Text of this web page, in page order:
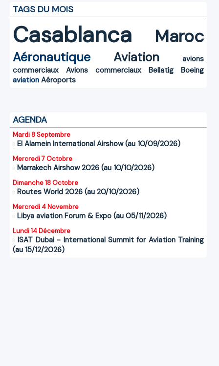
TAGS DU MOIS
Casablanca Maroc
Aéronautique Aviation
avions
commerciaux
Avions commerciaux Bellatig
Boeing
aviation Aéroports
AGENDA
Mardi 8 Septembre
El Alamein International Airshow (au 10/09/2026)
Mercredi 7 Octobre
Marrakech Airshow 2026 (au 10/10/2026)
Dimanche 18 Octobre
Routes World 2026 (au 20/10/2026)
Mercredi 4 Novembre
Libya aviation Forum & Expo (au 05/11/2026)
Lundi 14 Décembre
ISAT Dubai - International Summit for Aviation Training
(au 15/12/2026)